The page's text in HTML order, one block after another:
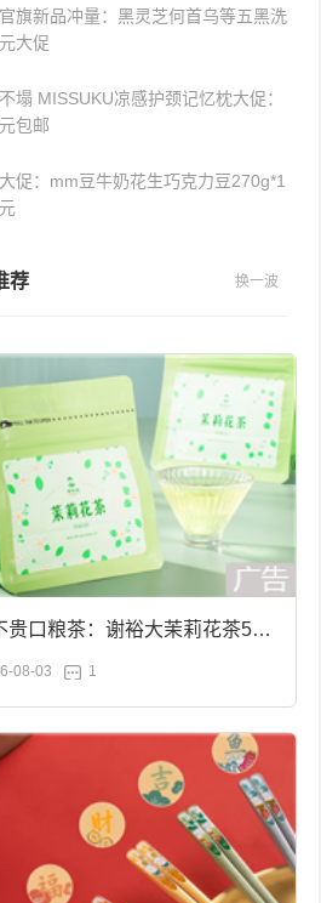
旗新品冲量：黑灵芝何首乌等五黑洗
大促
塌 MISSUKU凉感护颈记忆枕大促：
包邮
促：mm豆牛奶花生巧克力豆270g*1
荐 换一波
贵口粮茶：谢裕大茉莉花茶50g
元到手
08-03 1